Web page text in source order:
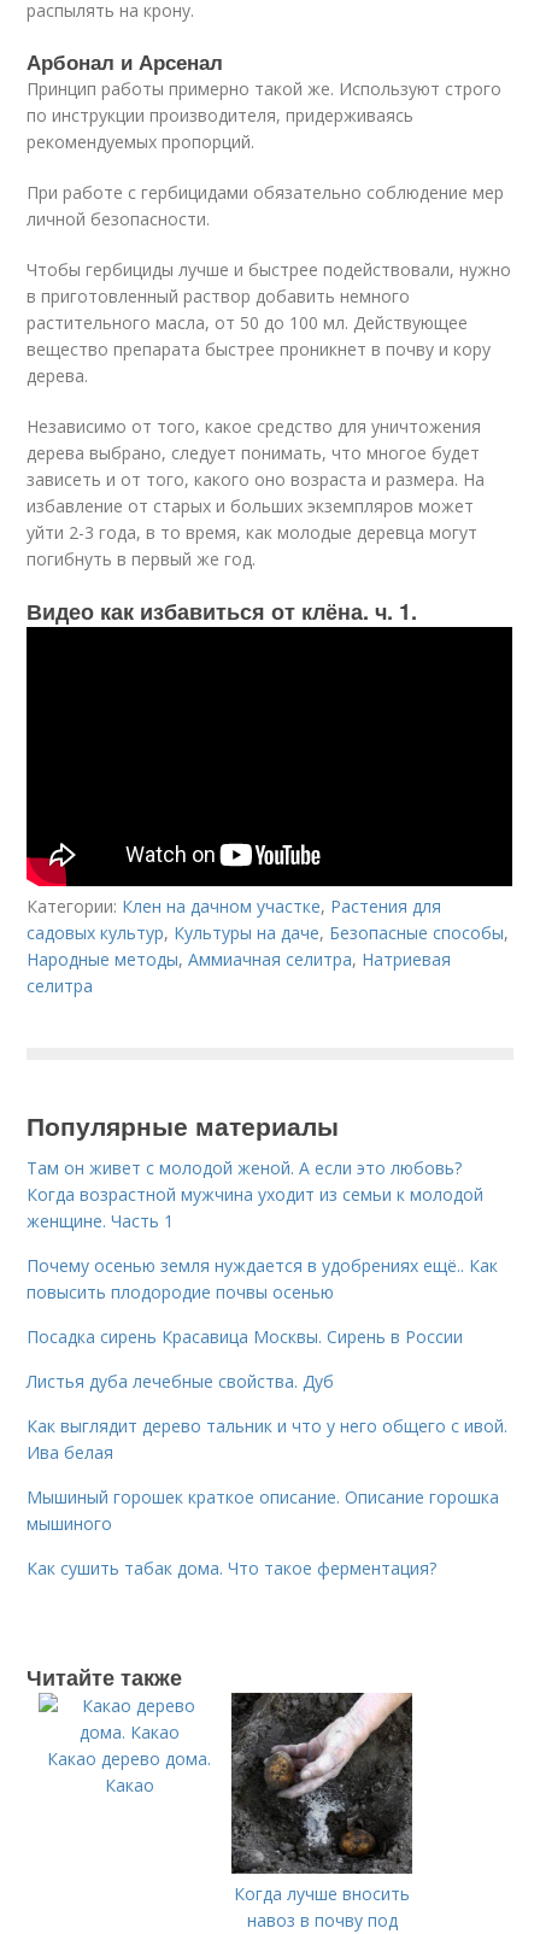
распылять на крону.
Арбонал и Арсенал
Принцип работы примерно такой же. Используют строго
по инструкции производителя, придерживаясь
рекомендуемых пропорций.
При работе с гербицидами обязательно соблюдение мер
личной безопасности.
Чтобы гербициды лучше и быстрее подействовали, нужно
в приготовленный раствор добавить немного
растительного масла, от 50 до 100 мл. Действующее
вещество препарата быстрее проникнет в почву и кору
дерева.
Независимо от того, какое средство для уничтожения
дерева выбрано, следует понимать, что многое будет
зависеть и от того, какого оно возраста и размера. На
избавление от старых и больших экземпляров может
уйти 2-3 года, в то время, как молодые деревца могут
погибнуть в первый же год.
Видео как избавиться от клёна. ч. 1.
Категории: Клен на дачном участке, Растения для
садовых культур, Культуры на даче, Безопасные способы,
Народные методы,Аммиачная селитра, Натриевая
селитра
Популярные материалы
Там он живет с молодой женой. А если это любовь?
Когда возрастной мужчина уходит из семьи к молодой
женщине. Часть 1
Почему осенью земля нуждается в удобрениях ещё.. Как
повысить плодородие почвы осенью
Посадка сирень Красавица Москвы. Сирень в России
Листья дуба лечебные свойства. Дуб
Как выглядит дерево тальник и что у него общего с ивой.
Ива белая
Мышиный горошек краткое описание. Описание горошка
мышиного
Как сушить табак дома. Что такое ферментация?
Читайте также
Какао дерево дома.
Какао
Когда лучше вносить
навоз в почву под